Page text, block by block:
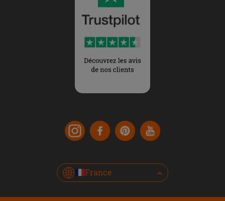
France